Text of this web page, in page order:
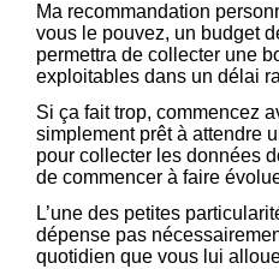
Ma recommandation
vous le pouvez, un budget
permettra de collecter une
exploitables dans un délai
Si ça fait trop, commencez
simplement prêt à attendre
pour collecter les données
de commencer à faire
L’une des petites
dépense pas
quotidien que vous lui